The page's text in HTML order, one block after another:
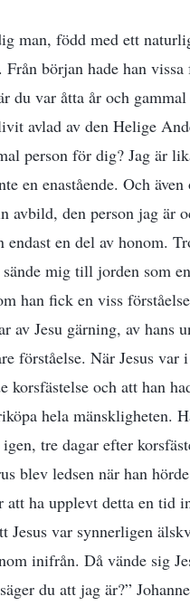
man, född med ett
Från början hade han
du var åtta år och
avlad av den Helige
person för dig? Jag är
en enastående. Och
avbild, den person jag är
en del av honom.
mig till jorden som
han fick en viss
av Jesu gärning, av hans
förståelse. När Jesus
korsfästelse och att han
hela mänskligheten.
tre dagar efter
blev ledsen när han
ha upplevt detta en tid
Jesus var synnerligen
inifrån. Då vände sig
du att jag är?”